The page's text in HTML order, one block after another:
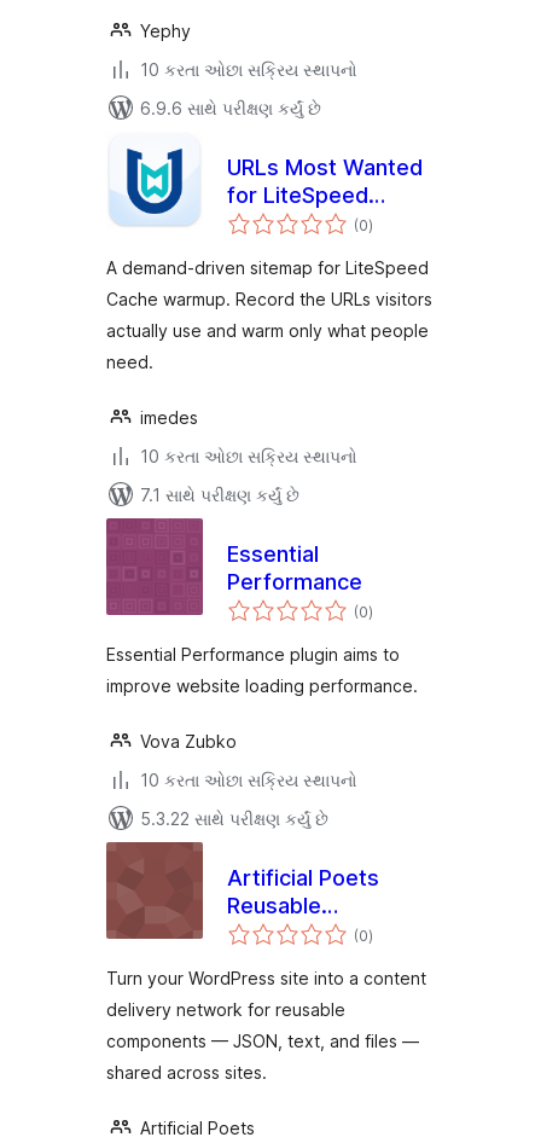
Yephy
10 કરતા ઓછા સક્રિય સ્થાપનો
6.9.6 સાથે પરીક્ષણ કર્યું છે
URLs Most Wanted
for LiteSpeed
LScache
(0કુલ
રેટિંગ્સ
)
A demand-driven sitemap for LiteSpeed
Cache warmup. Record the URLs visitors
actually use and warm only what people
need.
imedes
10 કરતા ઓછા સક્રિય સ્થાપનો
7.1 સાથે પરીક્ષણ કર્યું છે
Essential
Performance
(0કુલ
રેટિંગ્સ
)
Essential Performance plugin aims to
improve website loading performance.
Vova Zubko
10 કરતા ઓછા સક્રિય સ્થાપનો
5.3.22 સાથે પરીક્ષણ કર્યું છે
Artificial Poets
Reusable
Components CDN
(0કુલ
રેટિંગ્સ
)
Turn your WordPress site into a content
delivery network for reusable
components — JSON, text, and files —
shared across sites.
Artificial Poets